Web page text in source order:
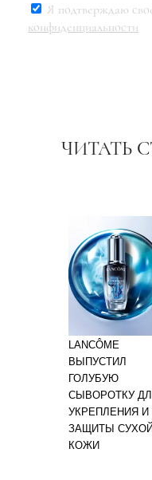
Я подтверждаю
конфиденциальности
ЧИТАТЬ
LANCÔME
ВЫПУСТИЛ
ГОЛУБУЮ
СЫВОРОТКУ
УКРЕПЛЕНИЯ И
ЗАЩИТЫ
КОЖИ